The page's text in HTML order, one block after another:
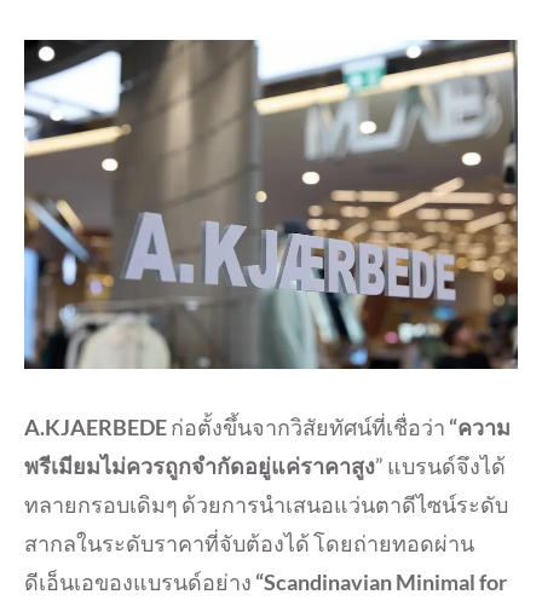
A.KJAERBEDEก่อตั้งขึ้นจากวิสัยทัศน์ที่เชื่อว่า “ความ
พรีเมียมไม่ควรถูกจำกัดอยู่แค่ราคาสูง” แบรนด์จึงได้
ทลายกรอบเดิมๆ ด้วยการนำเสนอแว่นตาดีไซน์ระดับ
สากลในระดับราคาที่จับต้องได้ โดยถ่ายทอดผ่าน
ดีเอ็นเอของแบรนด์อย่าง “Scandinavian Minimal for